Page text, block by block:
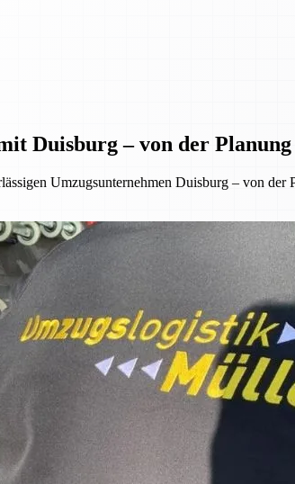
Duisburg – von der
Umzugsunternehmen Duisburg – von der